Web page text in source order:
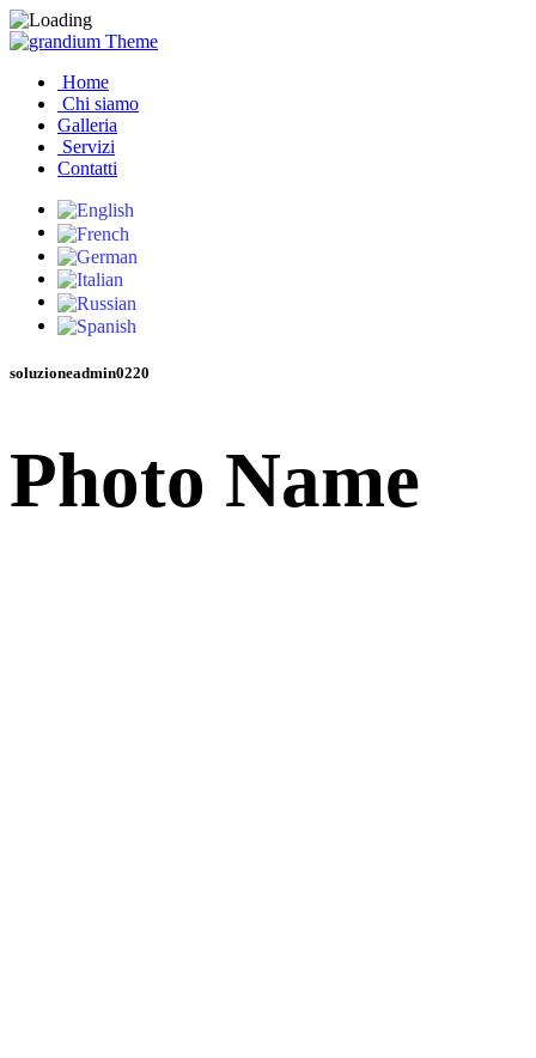
Home
Chi siamo
Galleria
Servizi
Contatti
soluzioneadmin0220
Photo Name